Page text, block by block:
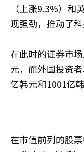
（上涨9.3%）
现强劲，推动了科
在此时的证券市
元，而外国投资
亿韩元和1001亿韩
在市值前列的股